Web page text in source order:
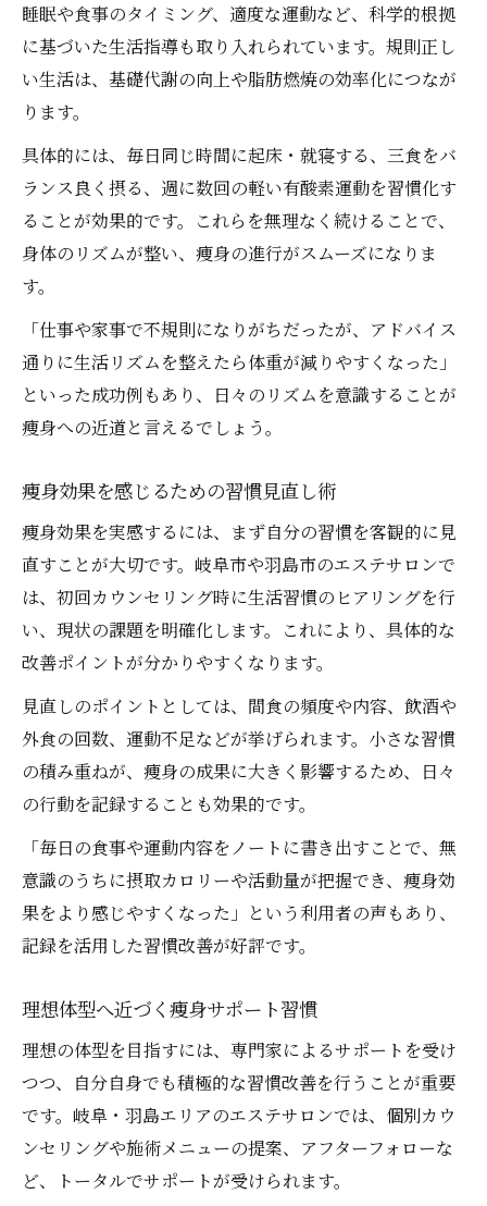
睡眠や食事のタイミング、適度な運動など、科学的根拠
に基づいた生活指導も取り入れられています。規則正し
い生活は、基礎代謝の向上や脂肪燃焼の効率化につなが
ります。
具体的には、毎日同じ時間に起床・就寝する、三食をバ
ランス良く摂る、週に数回の軽い有酸素運動を習慣化す
ることが効果的です。これらを無理なく続けることで、
身体のリズムが整い、痩身の進行がスムーズになりま
す。
「仕事や家事で不規則になりがちだったが、アドバイス
通りに生活リズムを整えたら体重が減りやすくなった」
といった成功例もあり、日々のリズムを意識することが
痩身への近道と言えるでしょう。
痩身効果を感じるための習慣見直し術
痩身効果を実感するには、まず自分の習慣を客観的に見
直すことが大切です。岐阜市や羽島市のエステサロンで
は、初回カウンセリング時に生活習慣のヒアリングを行
い、現状の課題を明確化します。これにより、具体的な
改善ポイントが分かりやすくなります。
見直しのポイントとしては、間食の頻度や内容、飲酒や
外食の回数、運動不足などが挙げられます。小さな習慣
の積み重ねが、痩身の成果に大きく影響するため、日々
の行動を記録することも効果的です。
「毎日の食事や運動内容をノートに書き出すことで、無
意識のうちに摂取カロリーや活動量が把握でき、痩身効
果をより感じやすくなった」という利用者の声もあり、
記録を活用した習慣改善が好評です。
理想体型へ近づく痩身サポート習慣
理想の体型を目指すには、専門家によるサポートを受け
つつ、自分自身でも積極的な習慣改善を行うことが重要
です。岐阜・羽島エリアのエステサロンでは、個別カウ
ンセリングや施術メニューの提案、アフターフォローな
ど、トータルでサポートが受けられます。